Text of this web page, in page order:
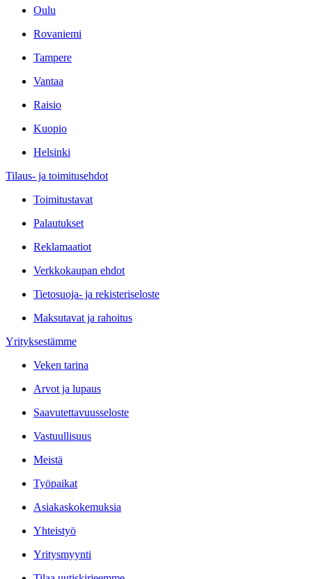
Oulu
Rovaniemi
Tampere
Vantaa
Raisio
Kuopio
Helsinki
Tilaus- ja toimitusehdot
Toimitustavat
Palautukset
Reklamaatiot
Verkkokaupan ehdot
Tietosuoja- ja rekisteriseloste
Maksutavat ja rahoitus
Yrityksestämme
Veken tarina
Arvot ja lupaus
Saavutettavuusseloste
Vastuullisuus
Meistä
Työpaikat
Asiakaskokemuksia
Yhteistyö
Yritysmyynti